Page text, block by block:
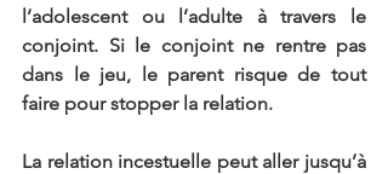
l’adolescent ou l’adulte à travers le
conjoint. Si le conjoint ne rentre pas
dans le jeu, le parent risque de tout
faire pour stopper la relation.
La relation incestuelle peut aller jusqu’à